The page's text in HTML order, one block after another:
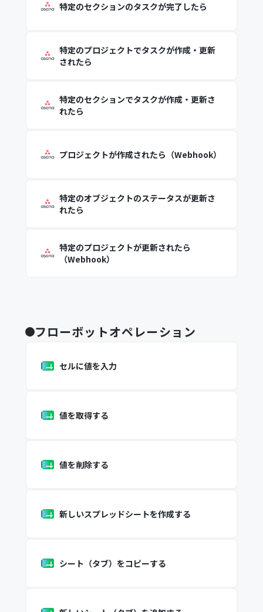
特定のセクションのタスクが完了したら
特定のプロジェクトでタスクが作成・更新
されたら
特定のセクションでタスクが作成・更新さ
れたら
プロジェクトが作成されたら（Webhook）
特定のオブジェクトのステータスが更新さ
れたら
特定のプロジェクトが更新されたら
（Webhook）
フローボットオペレーション
セルに値を入力
値を取得する
値を削除する
新しいスプレッドシートを作成する
シート（タブ）をコピーする